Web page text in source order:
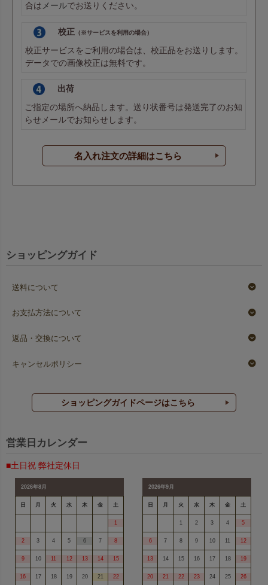
合はメールでお送りください。
校正 （※サービスを利用の場合）
校正サービスをご利用の場合は、校正品をお送りします。
データでの画像校正は無料です。
出荷
ご指定の場所へ納品します。送り状番号は発送完了のお知
らせメールでお知らせします。
名入れ注文の詳細はこちら
ショッピングガイド
送料について
お支払方法について
返品・交換について
キャンセルポリシー
ショッピングガイドページはこちら
営業日カレンダー
■土日祝 弊社定休日
2026年8月
日 月 火 水 木 金 土
1
2 3 4 5 6 7 8
9 10 11 12 13 14 15
16 17 18 19 20 21 22
2026年9月
日 月 火 水 木 金 土
1 2 3 4 5
6 7 8 9 10 11 12
13 14 15 16 17 18 19
20 21 22 23 24 25 26